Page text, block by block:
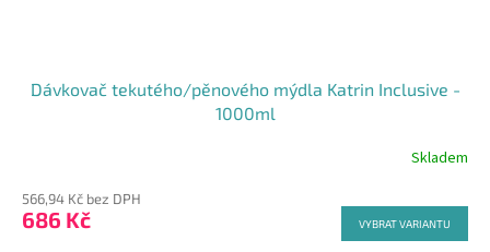
Dávkovač tekutého/pěnového mýdla Katrin Inclusive -
1000ml
produktu
je
Skladem
566,94 Kč bez DPH
686 Kč VYBRAT VARIANTU